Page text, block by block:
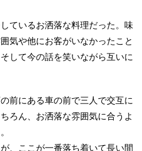
ているお洒落な料理だった。味
気や他にお客がいなかったこと
して今の話を笑いながら互いに
前にある車の前で三人で交互に
ろん、お洒落な雰囲気に合うよ
、ここが一番落ち着いて長い間